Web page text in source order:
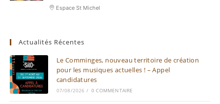
Espace St Michel
Actualités Récentes
Le Comminges, nouveau territoire de création
pour les musiques actuelles ! – Appel
candidatures
07/08/2026 / 0 COMMENTAIRE